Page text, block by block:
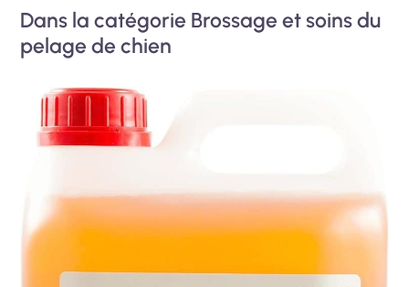
Dans la catégorie Brossage et soins du
pelage de chien